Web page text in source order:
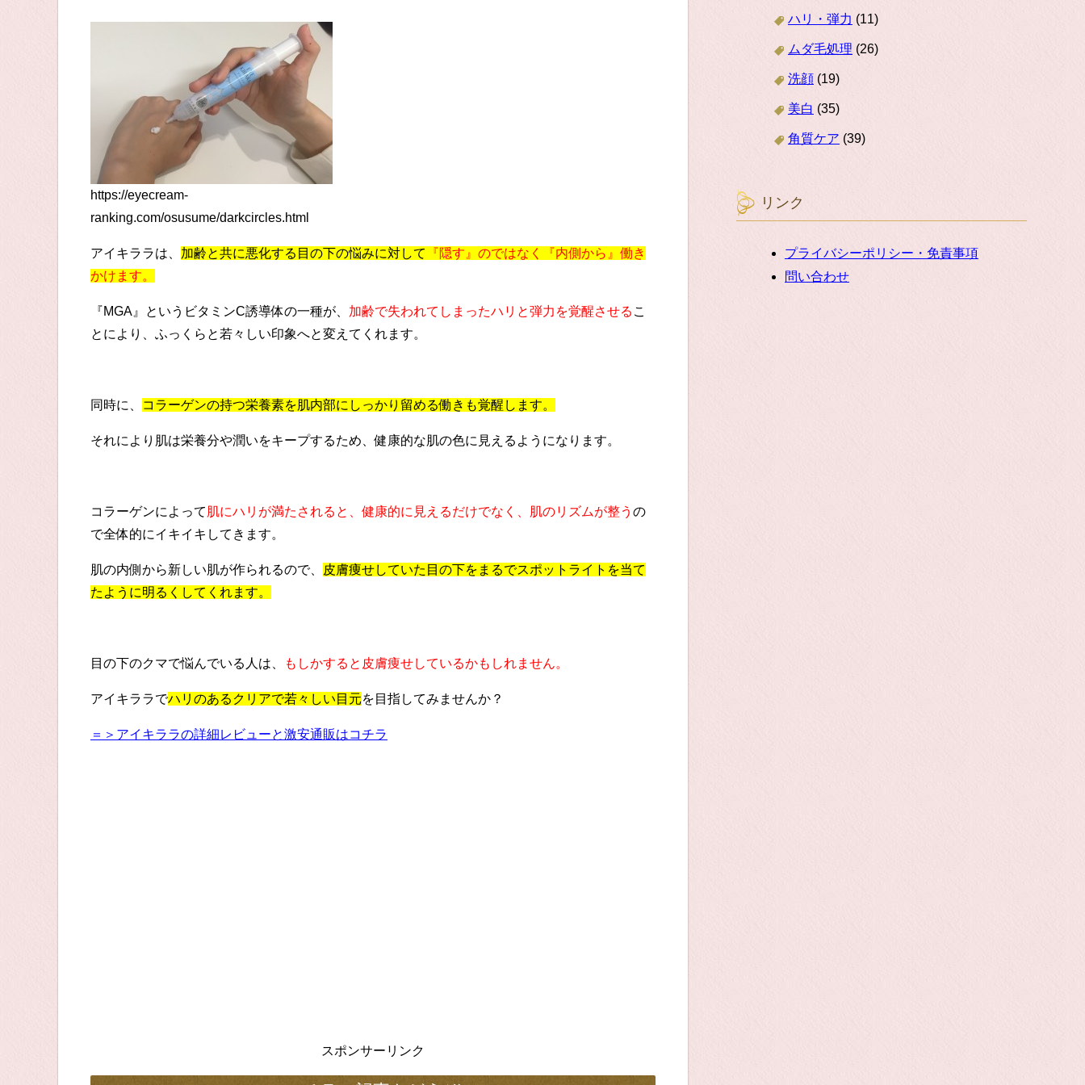
https://eyecream-
ranking.com/osusume/darkcircles.html
アイキララは、 加齢と共に悪化する目の下の悩みに対して
『隠す』のではなく『内側から』働き
かけます。
『MGA』というビタミンC誘導体の一種が、 加齢で失われてしまったハリと弾力を覚醒させる こ
とにより、ふっくらと若々しい印象へと変えてくれます。
同時に、 コラーゲンの持つ栄養素を肌内部にしっかり留める働きも覚醒します。
それにより肌は栄養分や潤いをキープするため、健康的な肌の色に見えるようになります。
コラーゲンによって肌にハリが満たされると、健康的に見えるだけでなく、肌のリズムが整う の
で全体的にイキイキしてきます。
肌の内側から新しい肌が作られるので、
皮膚痩せしていた目の下をまるでスポットライトを当て
たように明るくしてくれます。
目の下のクマで悩んでいる人は、 もしかすると皮膚痩せしているかもしれません。
アイキララでハリのあるクリアで若々しい目元を目指してみませんか？
＝＞アイキララの詳細レビューと激安通販はコチラ
スポンサーリンク
ハリ・弾力 (11)
ムダ毛処理 (26)
洗顔 (19)
美白 (35)
角質ケア (39)
リンク
プライバシーポリシー・免責事項
問い合わせ